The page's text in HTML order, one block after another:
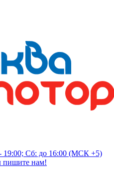
19:00; Сб: до 16:00 (МСК +5)
пишите нам!